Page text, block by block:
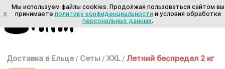
Доставка в Ельце / Сеты / XXL / Летний беспредел 2 кг
X
Мы используем файлы cookies. Продолжая пользоваться сайтом вы
принимаете политику конфиденциальности и условия обработки
персональных данных.